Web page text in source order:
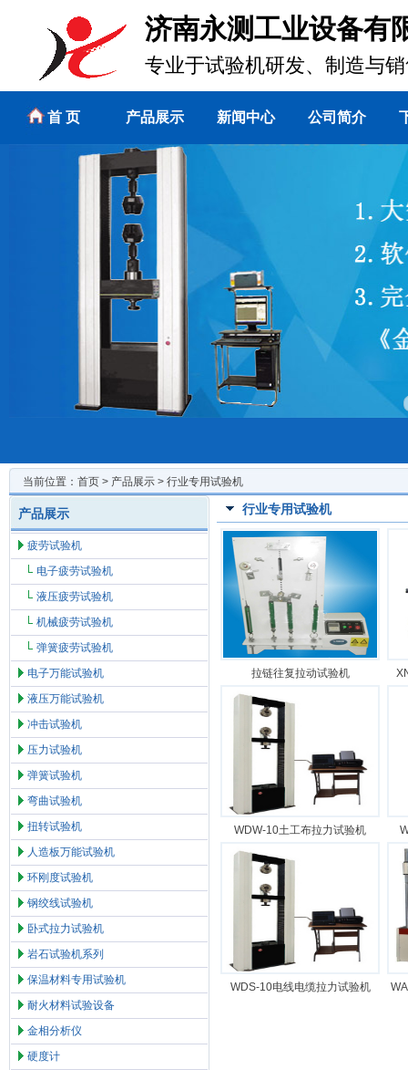
济南永测工业设备有
专业于试验机研发、制造与
首 页 产品展示 新闻中心 公司简介
当前位置： 首页 > 产品展示 > 行业专用试验机
产品展示
疲劳试验机
电子疲劳试验机
液压疲劳试验机
机械疲劳试验机
弹簧疲劳试验机
电子万能试验机
液压万能试验机
冲击试验机
压力试验机
弹簧试验机
弯曲试验机
扭转试验机
人造板万能试验机
环刚度试验机
钢绞线试验机
卧式拉力试验机
岩石试验机系列
保温材料专用试验机
耐火材料试验设备
金相分析仪
硬度计
行业专用试验机
拉链往复拉动试验机
WDW-10土工布拉力试验机
WDS-10电线电缆拉力试验机